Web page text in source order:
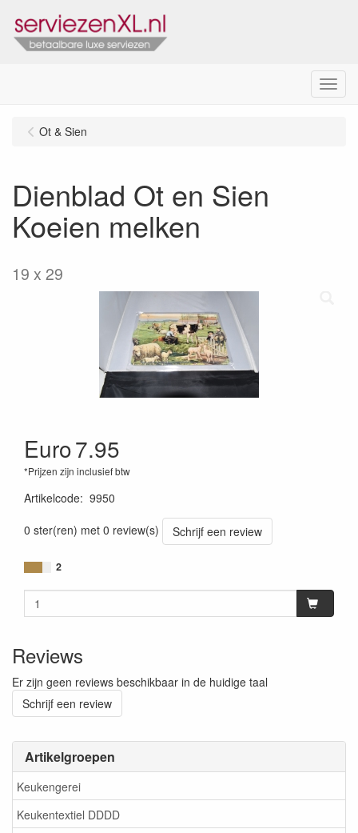
Menu
Artikelgroepen
Keukengerei
Keukentextiel DDDD
Ot & Sien
Dienblad Ot en Sien
Koeien melken
19 x 29
Euro7.95
*Prijzen zijn inclusief btw
Artikelcode: 9950
0 ster(ren) met 0 review(s)
Schrijf een review
2
Reviews
Er zijn geen reviews beschikbaar in de huidige taal
Schrijf een review